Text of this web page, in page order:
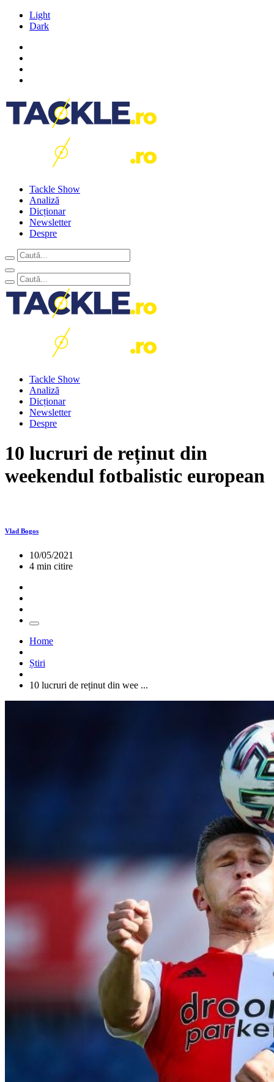
Light
Dark
Tackle Show
Analiză
Dicționar
Newsletter
Despre
Tackle Show
Analiză
Dicționar
Newsletter
Despre
10 lucruri de reținut din
weekendul fotbalistic european
Vlad Bogos
10/05/2021
4 min citire
Home
Știri
10 lucruri de reținut din wee ...